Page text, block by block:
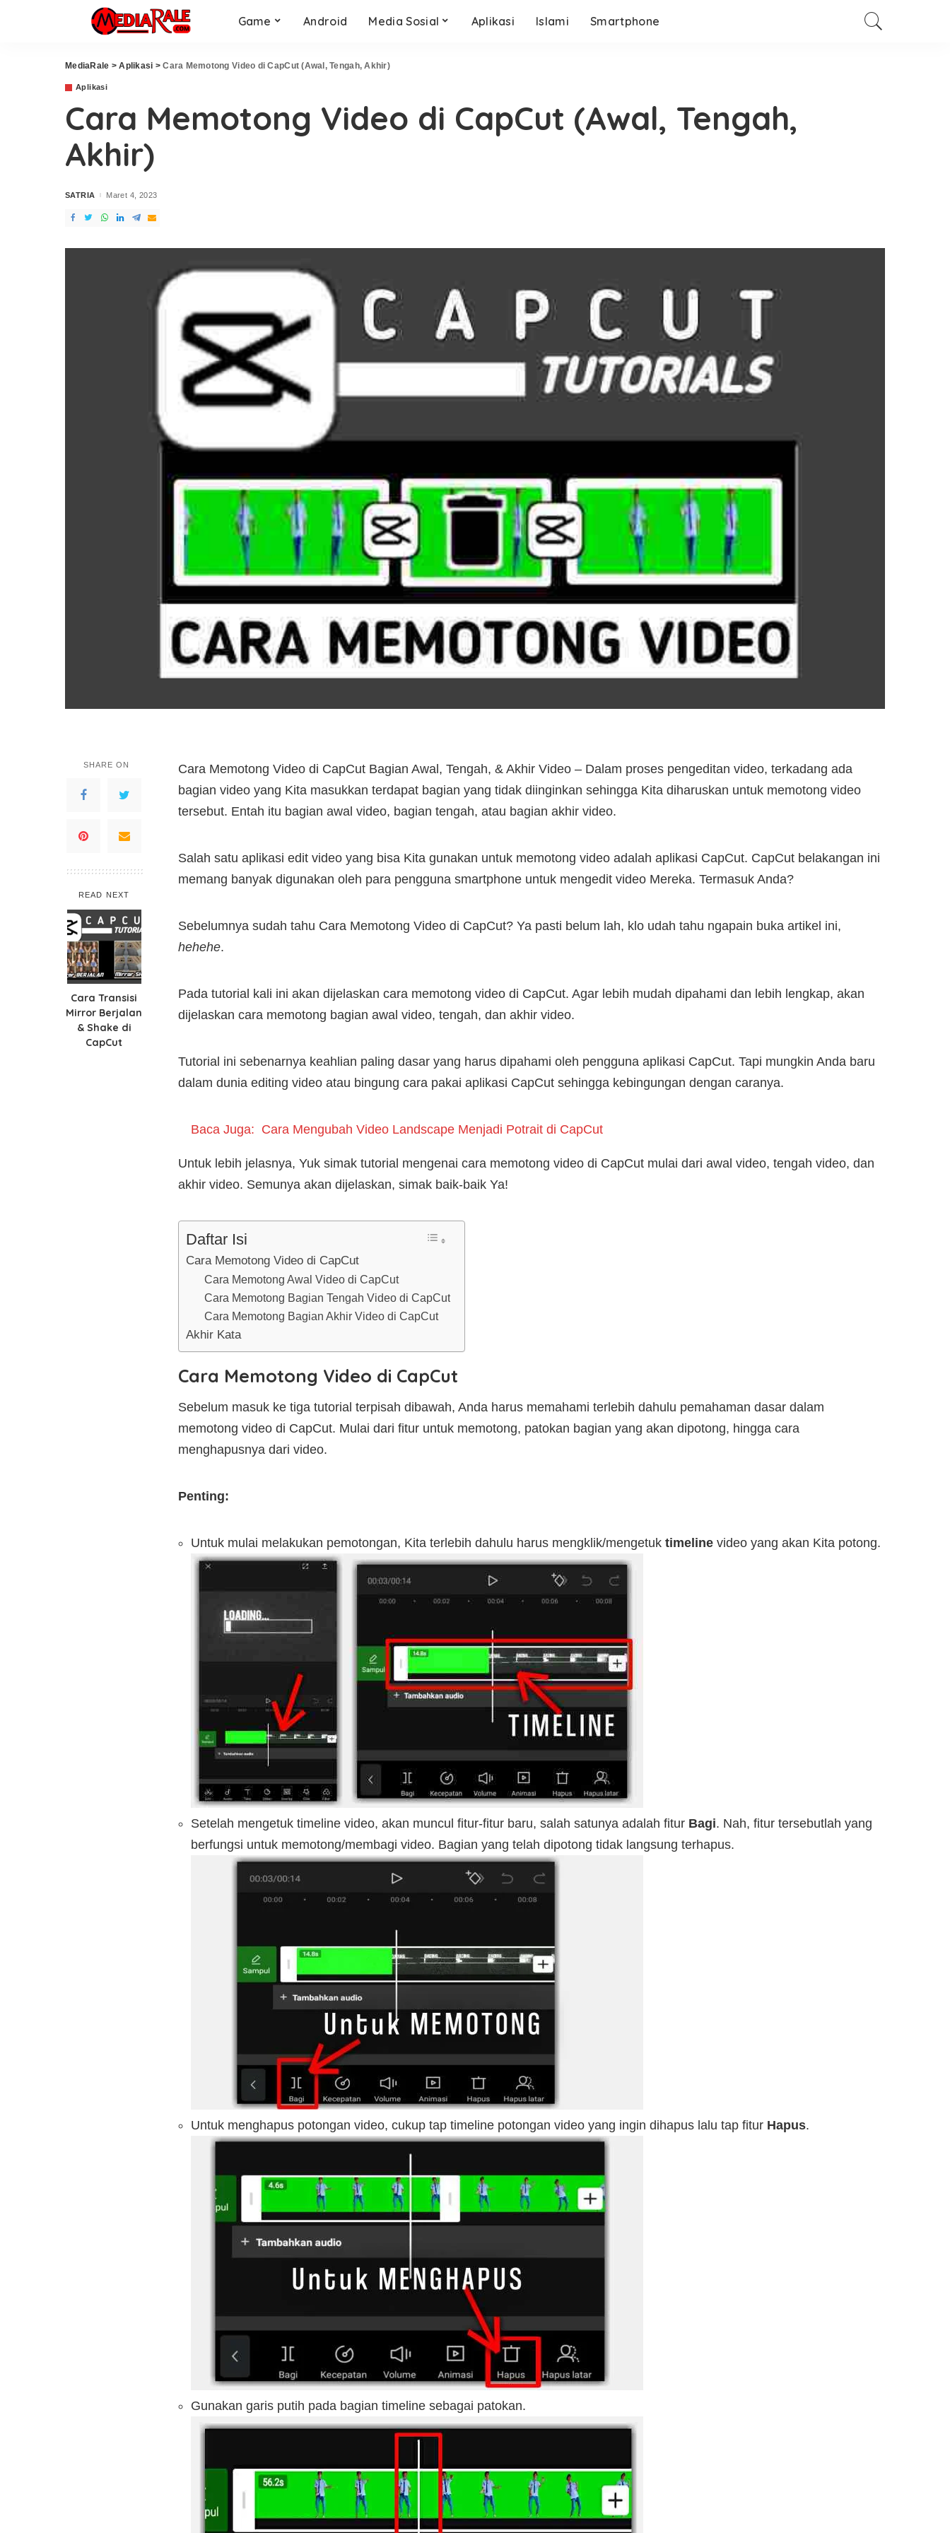
Game Android Media Sosial Aplikasi Islami Smartphone
MediaRale >Aplikasi >Cara Memotong Video di CapCut (Awal, Tengah, Akhir)
Aplikasi
Cara Memotong Video di CapCut (Awal, Tengah,
Akhir)
Posted
SATRIA Maret 4, 2023
SHARE ON
READ NEXT
Cara Transisi
Mirror Berjalan
& Shake di
CapCut
Cara Memotong Video di CapCut Bagian Awal, Tengah, & Akhir Video – Dalam proses pengeditan video, terkadang ada
bagian video yang Kita masukkan terdapat bagian yang tidak diinginkan sehingga Kita diharuskan untuk memotong video
tersebut. Entah itu bagian awal video, bagian tengah, atau bagian akhir video.
Salah satu aplikasi edit video yang bisa Kita gunakan untuk memotong video adalah aplikasi CapCut. CapCut belakangan ini
memang banyak digunakan oleh para pengguna smartphone untuk mengedit video Mereka. Termasuk Anda?
Sebelumnya sudah tahu Cara Memotong Video di CapCut? Ya pasti belum lah, klo udah tahu ngapain buka artikel ini,
hehehe.
Pada tutorial kali ini akan dijelaskan cara memotong video di CapCut. Agar lebih mudah dipahami dan lebih lengkap, akan
dijelaskan cara memotong bagian awal video, tengah, dan akhir video.
Tutorial ini sebenarnya keahlian paling dasar yang harus dipahami oleh pengguna aplikasi CapCut. Tapi mungkin Anda baru
dalam dunia editing video atau bingung cara pakai aplikasi CapCut sehingga kebingungan dengan caranya.
Baca Juga: Cara Mengubah Video Landscape Menjadi Potrait di CapCut
Untuk lebih jelasnya, Yuk simak tutorial mengenai cara memotong video di CapCut mulai dari awal video, tengah video, dan
akhir video. Semunya akan dijelaskan, simak baik-baik Ya!
Daftar Isi
Cara Memotong Video di CapCut
Cara Memotong Awal Video di CapCut
Cara Memotong Bagian Tengah Video di CapCut
Cara Memotong Bagian Akhir Video di CapCut
Akhir Kata
Cara Memotong Video di CapCut
Sebelum masuk ke tiga tutorial terpisah dibawah, Anda harus memahami terlebih dahulu pemahaman dasar dalam
memotong video di CapCut. Mulai dari fitur untuk memotong, patokan bagian yang akan dipotong, hingga cara
menghapusnya dari video.
Penting:
Untuk mulai melakukan pemotongan, Kita terlebih dahulu harus mengklik/mengetuk timeline video yang akan Kita potong.
Setelah mengetuk timeline video, akan muncul fitur-fitur baru, salah satunya adalah fitur Bagi. Nah, fitur tersebutlah yang
berfungsi untuk memotong/membagi video. Bagian yang telah dipotong tidak langsung terhapus.
Untuk menghapus potongan video, cukup tap timeline potongan video yang ingin dihapus lalu tap fitur Hapus.
Gunakan garis putih pada bagian timeline sebagai patokan.